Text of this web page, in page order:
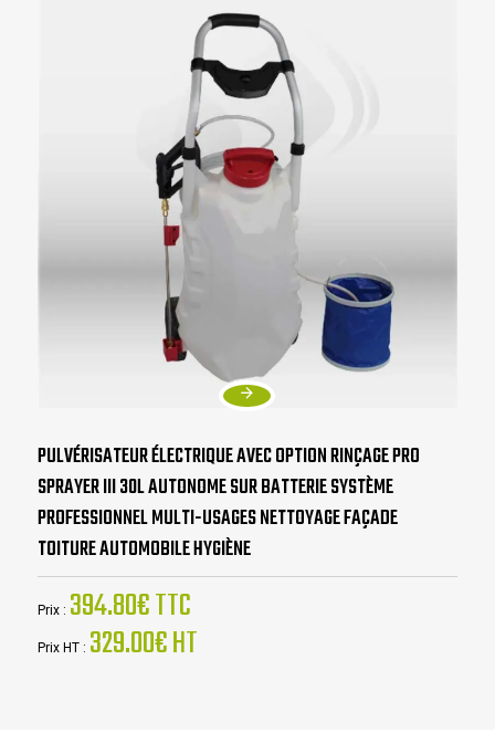
PULVÉRISATEUR ÉLECTRIQUE AVEC OPTION RINÇAGE PRO
SPRAYER III 30L AUTONOME SUR BATTERIE SYSTÈME
PROFESSIONNEL MULTI-USAGES NETTOYAGE FAÇADE
TOITURE AUTOMOBILE HYGIÈNE
Prix : 394.80€ TTC
Prix HT : 329.00€ HT